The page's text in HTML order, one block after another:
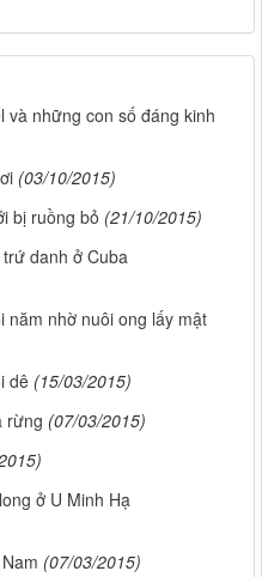
và những con số đáng kinh
(03/10/2015)
bị ruồng bỏ (21/10/2015)
danh ở Cuba
năm nhờ nuôi ong lấy mật
dê (15/03/2015)
rừng (07/03/2015)
ở U Minh Hạ
(07/03/2015)